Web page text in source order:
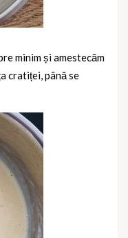
minim și amestecăm
cratiței, până se